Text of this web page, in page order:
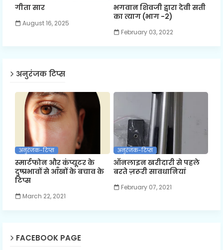
गीता सार
August 16, 2025
भगवान शिवजी द्वारा देवी सती
का त्याग (भाग -2)
February 03, 2022
अनुरंजक टिप्स
अनुरंजक-टिप्स
स्मार्टफोन और कंप्यूटर के
दुष्प्रभावों से आँखों के बचाव के
टिप्स
March 22, 2021
अनुरंजक-टिप्स
ऑनलाइन खरीदारी से पहले
बरते ज़रूरी सावधानियां
February 07, 2021
FACEBOOK PAGE